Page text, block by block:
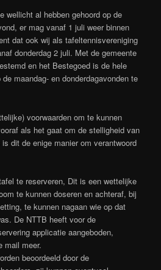
wellicht al hebben gehoord op de
er mag vanaf 1 juli weer binnen
dat ook wij als tafeltennisvereniging
donderdag 2 juli. Met de gemeente
en het Bestegoed is de hele
maandag- en donderdagavonden te
voorwaarden om te kunnen
als het gaat om de stelligheid van
dit de enige manier om verantwoord
te reserveren, Dit is een wettelijke
te kunnen doseren en achteraf, bij
te kunnen nagaan wie op dat
De NTTB heeft voor de
applicatie aangeboden,
mail meer.
beoordeeld door de